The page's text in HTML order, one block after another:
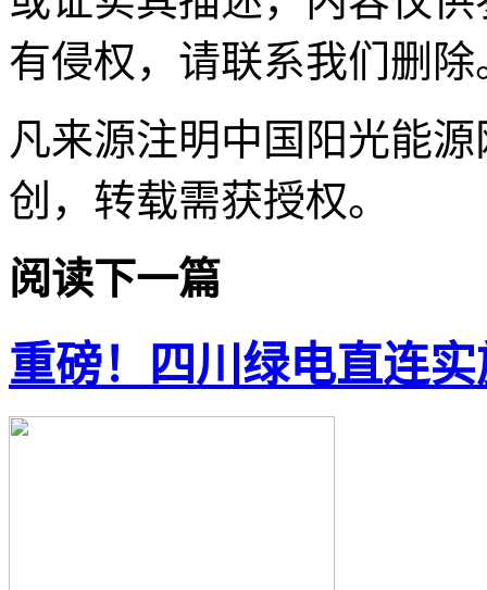
有侵权，请联系我们删除
凡来源注明中国阳光能
创，转载需获授权。
阅读下一篇
重磅！四川绿电直连